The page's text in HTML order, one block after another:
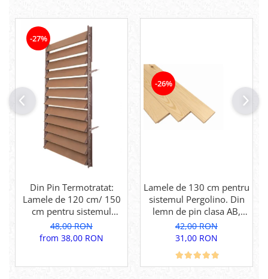
-27%
Din Pin Termotratat:
Lamele de 120 cm/ 150
cm pentru sistemul
Pergolino. Din lemn de
pin termotratat pentru
48,00 RON
from 38,00 RON
-26%
Lamele de 130 cm pentru
sistemul Pergolino. Din
lemn de pin clasa AB,
pentru inchidere
perfecta.
42,00 RON
31,00 RON